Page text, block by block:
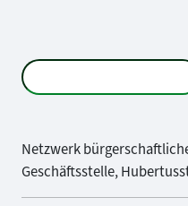
Netzwerk
Geschäftsstelle,